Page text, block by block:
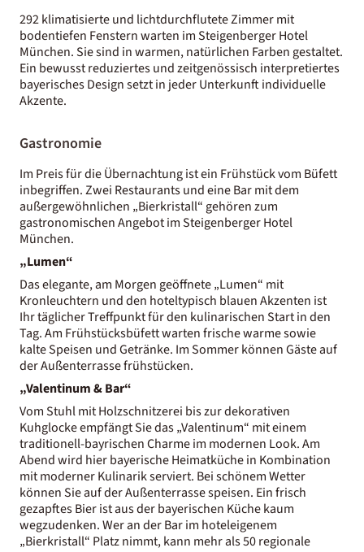
292 klimatisierte und lichtdurchflutete Zimmer mit
bodentiefen Fenstern warten im Steigenberger Hotel
München. Sie sind in warmen, natürlichen Farben gestaltet.
Ein bewusst reduziertes und zeitgenössisch interpretiertes
bayerisches Design setzt in jeder Unterkunft individuelle
Akzente.
Gastronomie
Im Preis für die Übernachtung ist ein Frühstück vom Büfett
inbegriffen. Zwei Restaurants und eine Bar mit dem
außergewöhnlichen „Bierkristall“ gehören zum
gastronomischen Angebot im Steigenberger Hotel
München.
„Lumen“
Das elegante, am Morgen geöffnete „Lumen“ mit
Kronleuchtern und den hoteltypisch blauen Akzenten ist
Ihr täglicher Treffpunkt für den kulinarischen Start in den
Tag. Am Frühstücksbüfett warten frische warme sowie
kalte Speisen und Getränke. Im Sommer können Gäste auf
der Außenterrasse frühstücken.
„Valentinum & Bar“
Vom Stuhl mit Holzschnitzerei bis zur dekorativen
Kuhglocke empfängt Sie das „Valentinum“ mit einem
traditionell-bayrischen Charme im modernen Look. Am
Abend wird hier bayerische Heimatküche in Kombination
mit moderner Kulinarik serviert. Bei schönem Wetter
können Sie auf der Außenterrasse speisen. Ein frisch
gezapftes Bier ist aus der bayerischen Küche kaum
wegzudenken. Wer an der Bar im hoteleigenem
„Bierkristall“ Platz nimmt, kann mehr als 50 regionale